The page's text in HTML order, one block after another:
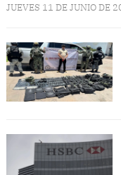
JUEVES 11 DE JUNIO DE